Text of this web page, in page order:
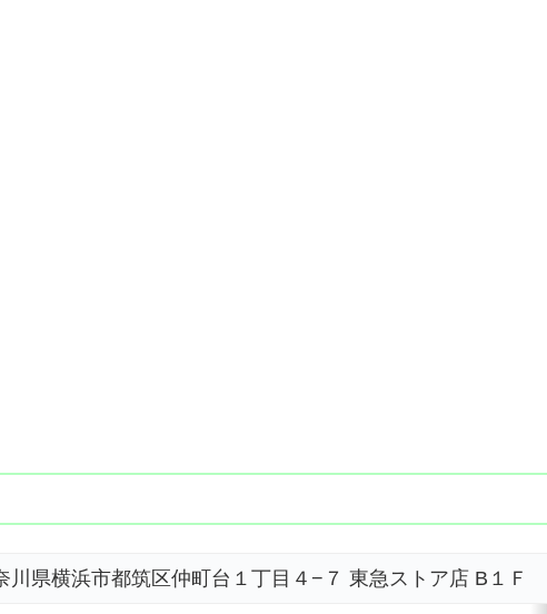
川県横浜市都筑区仲町台１丁目４−７ 東急ストア店 B１Ｆ